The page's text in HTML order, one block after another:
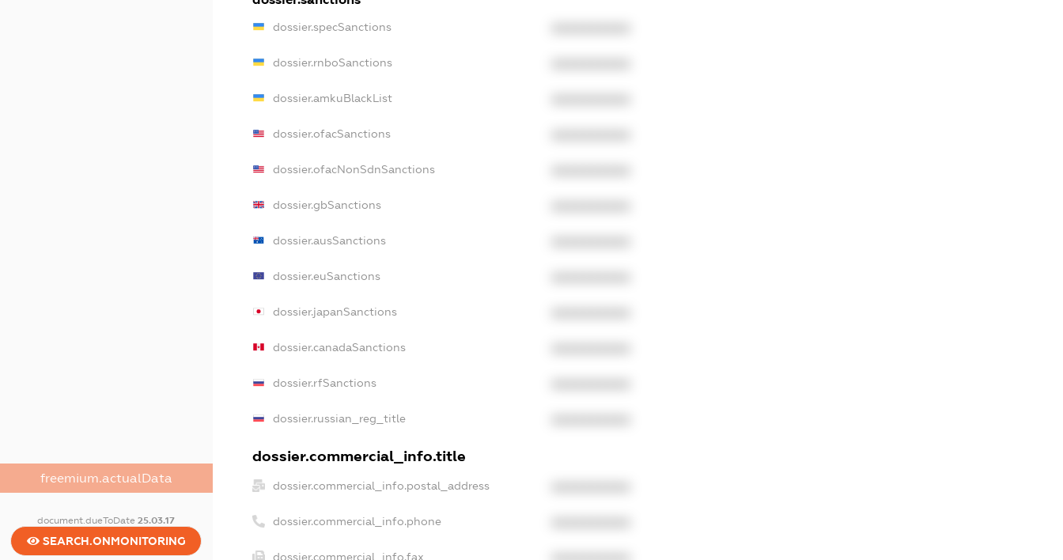
freemium.actualData
document.dueToDate25.03.17
SEARCH.ONMONITORING
dossier.specSanctions
dossier.rnboSanctions
dossier.amkuBlackList
dossier.ofacSanctions
dossier.ofacNonSdnSanctions
dossier.gbSanctions
dossier.ausSanctions
dossier.euSanctions
dossier.japanSanctions
dossier.canadaSanctions
dossier.rfSanctions
dossier.russian_reg_title
dossier.commercial_info.title
dossier.commercial_info.postal_address
dossier.commercial_info.phone
dossier.commercial_info.fax